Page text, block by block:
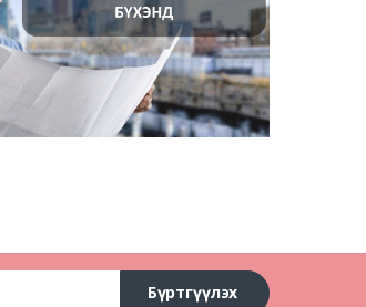
Бүртгүүлэх